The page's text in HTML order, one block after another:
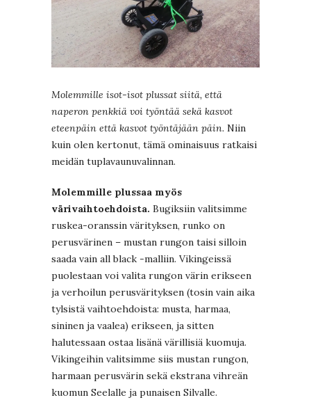
Molemmille isot-isot plussat siitä, että
naperon penkkiä voi työntää sekä kasvot
eteenpäin että kasvot työntäjään päin. Niin
kuin olen kertonut, tämä ominaisuus ratkaisi
meidän tuplavaunuvalinnan.
Molemmille plussaa myös
värivaihtoehdoista. Bugiksiin valitsimme
ruskea-oranssin värityksen, runko on
perusvärinen – mustan rungon taisi silloin
saada vain all black -malliin. Vikingeissä
puolestaan voi valita rungon värin erikseen
ja verhoilun perusvärityksen (tosin vain aika
tylsistä vaihtoehdoista: musta, harmaa,
sininen ja vaalea) erikseen, ja sitten
halutessaan ostaa lisänä värillisiä kuomuja.
Vikingeihin valitsimme siis mustan rungon,
harmaan perusvärin sekä ekstrana vihreän
kuomun Seelalle ja punaisen Silvalle.